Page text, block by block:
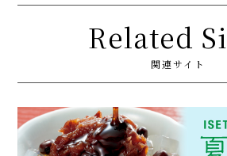
Related
関連サイト